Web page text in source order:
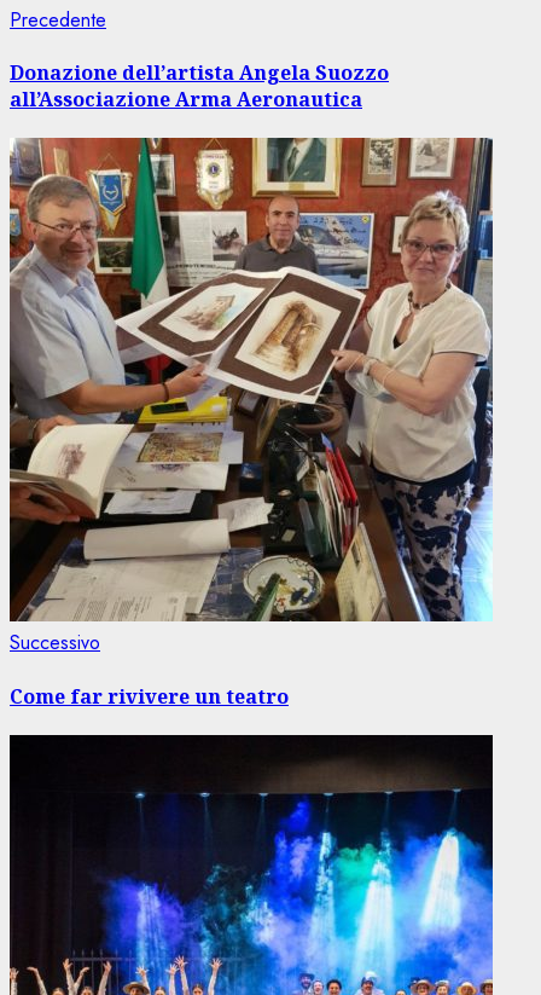
Navigazione
articolo
Precedente
Donazione dell’artista Angela Suozzo
all’Associazione Arma Aeronautica
Successivo
Come far rivivere un teatro